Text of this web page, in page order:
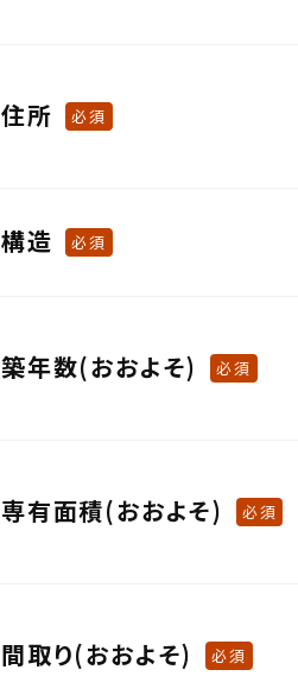
住所 必須
構造 必須
築年数(おおよそ) 必須
専有面積(おおよそ) 必須
間取り(おおよそ) 必須